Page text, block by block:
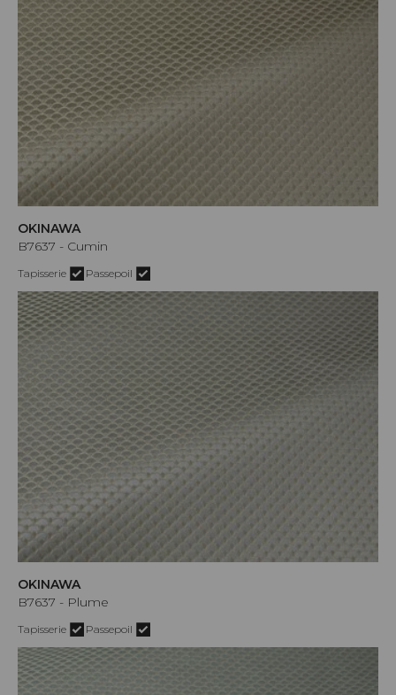
OKINAWA
B7637 - Cumin
Tapisserie Passepoil
OKINAWA
B7637 - Plume
Tapisserie Passepoil